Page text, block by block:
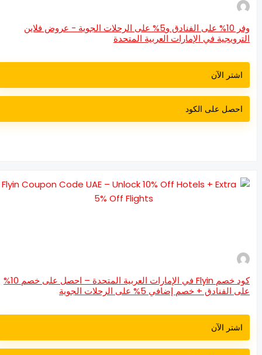
وفر 10% على الفنادق و5% على الرحلات الجوية - عروض فلاين
في الإمارات العربية المتحدة
اشتر الآن
احصل على الكود
كود خصم Flyin في الإمارات العربية المتحدة – احصل على خصم 10%
الفنادق + خصم إضافي 5% على الرحلات الجوية
اشتر الآن